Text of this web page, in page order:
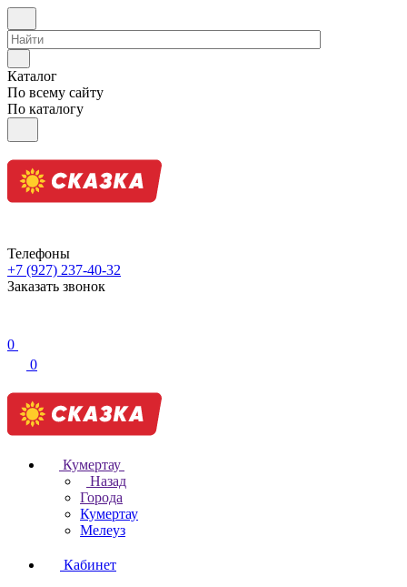
Каталог
По всему сайту
По каталогу
Телефоны
+7 (927) 237-40-32
Заказать звонок
0
0
Кумертау
Назад
Города
Кумертау
Мелеуз
Кабинет